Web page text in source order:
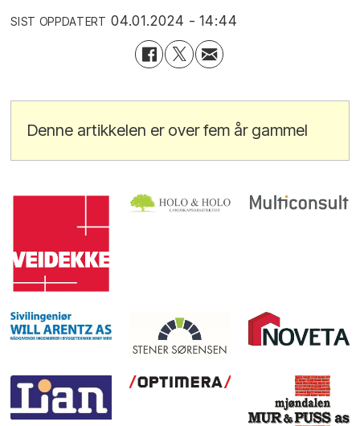
SIST OPPDATERT 04.01.2024 - 14:44
Denne artikkelen er over fem år gammel